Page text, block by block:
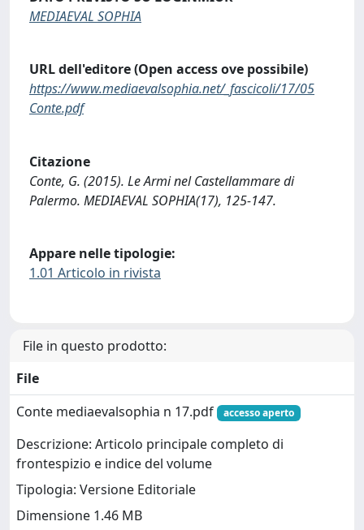
MEDIAEVAL SOPHIA
URL dell'editore (Open access ove possibile)
https://www.mediaevalsophia.net/_fascicoli/17/05
Conte.pdf
Citazione
Conte, G. (2015). Le Armi nel Castellammare di
Palermo. MEDIAEVAL SOPHIA(17), 125-147.
Appare nelle tipologie:
1.01 Articolo in rivista
File in questo prodotto:
File
Conte mediaevalsophia n 17.pdf
accesso aperto
Descrizione: Articolo principale completo di
frontespizio e indice del volume
Tipologia: Versione Editoriale
Dimensione 1.46 MB